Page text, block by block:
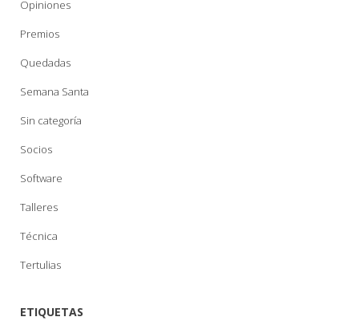
Opiniones
Premios
Quedadas
Semana Santa
Sin categoría
Socios
Software
Talleres
Técnica
Tertulias
ETIQUETAS